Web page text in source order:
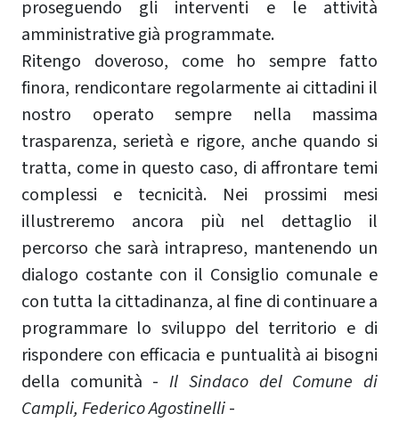
proseguendo gli interventi e le attività
amministrative già programmate.
Ritengo doveroso, come ho sempre fatto
finora, rendicontare regolarmente ai cittadini il
nostro operato sempre nella massima
trasparenza, serietà e rigore, anche quando si
tratta, come in questo caso, di affrontare temi
complessi e tecnicità. Nei prossimi mesi
illustreremo ancora più nel dettaglio il
percorso che sarà intrapreso, mantenendo un
dialogo costante con il Consiglio comunale e
con tutta la cittadinanza, al fine di continuare a
programmare lo sviluppo del territorio e di
rispondere con efficacia e puntualità ai bisogni
della comunità -Il Sindaco del Comune di
Campli, ​​​​​​​Federico Agostinelli-